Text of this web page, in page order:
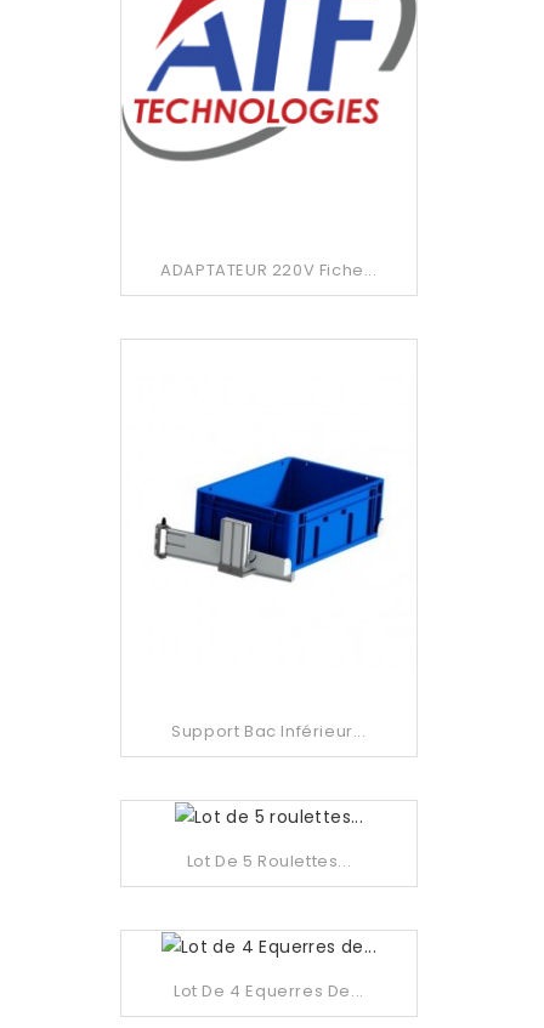
ADAPTATEUR 220V Fiche...
Support Bac Inférieur...
Lot De 5 Roulettes...
Lot De 4 Equerres De...